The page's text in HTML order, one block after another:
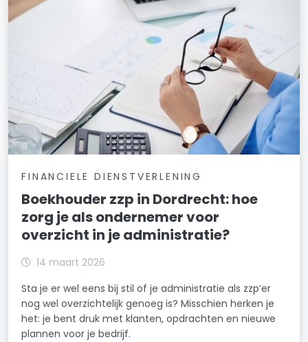
FINANCIELE DIENSTVERLENING
Boekhouder zzp in Dordrecht: hoe
zorg je als ondernemer voor
overzicht in je administratie?
14 maart 2026
Sta je er wel eens bij stil of je administratie als zzp’er
nog wel overzichtelijk genoeg is? Misschien herken je
het: je bent druk met klanten, opdrachten en nieuwe
plannen voor je bedrijf.